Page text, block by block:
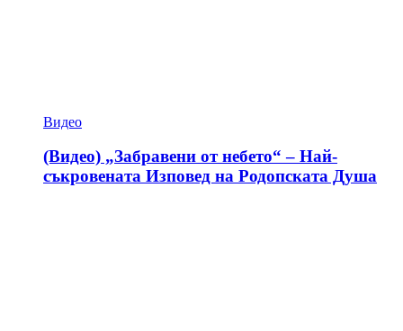
Видео
(Видео) „Забравени от небето“ – Най-
съкровената Изповед на Родопската Душа